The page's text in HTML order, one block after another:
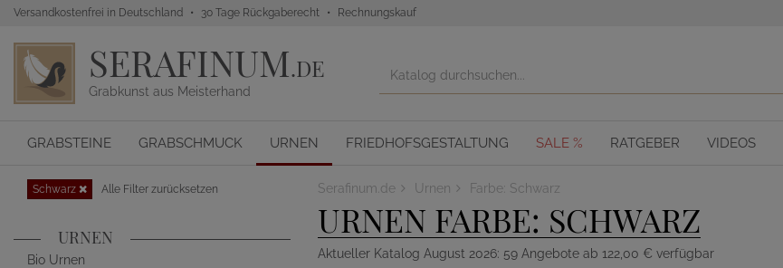
Versandkostenfrei in Deutschland 30 Tage Rückgaberecht Rechnungskauf
SERAFINUM.DE
Grabkunst aus Meisterhand
GRABSTEINE GRABSCHMUCK URNEN FRIEDHOFSGESTALTUNG SALE % RATGEBER VIDEOS
Serafinum.de Urnen Farbe: Schwarz
URNEN FARBE: SCHWARZ
Aktueller Katalog August 2026: 59 Angebote ab 122,00 € verfügbar
Schwarz Alle Filter zurücksetzen
URNEN
Bio Urnen